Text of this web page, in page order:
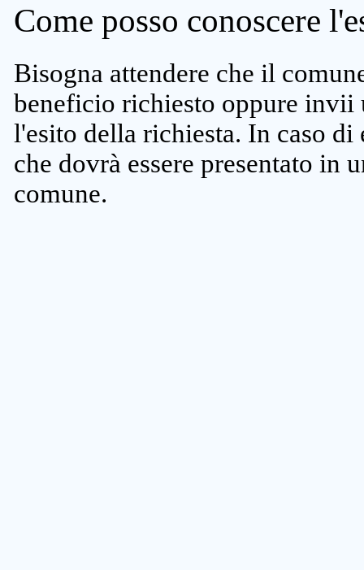
Come posso conoscere
Bisogna attendere che il
beneficio richiesto oppure invii
l'esito della richiesta. In caso
che dovrà essere presentato in
comune.